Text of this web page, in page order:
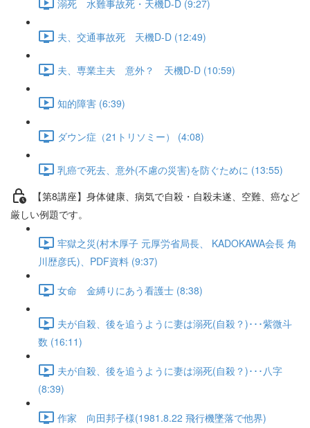
溺死 水難事故死・天機D-D (9:27)
夫、交通事故死 天機D-D (12:49)
夫、専業主夫 意外？ 天機D-D (10:59)
知的障害 (6:39)
ダウン症（21トリソミー） (4:08)
乳癌で死去、意外(不慮の災害)を防ぐために (13:55)
【第8講座】身体健康、病気で自殺・自殺未遂、空難、癌など
厳しい例題です。
牢獄之災(村木厚子 元厚労省局長、 KADOKAWA会長 角
川歴彦氏)、PDF資料 (9:37)
女命 金縛りにあう看護士 (8:38)
夫が自殺、後を追うように妻は溺死(自殺？)･･･紫微斗
数 (16:11)
夫が自殺、後を追うように妻は溺死(自殺？)･･･八字
(8:39)
作家 向田邦子様(1981.8.22 飛行機墜落で他界)